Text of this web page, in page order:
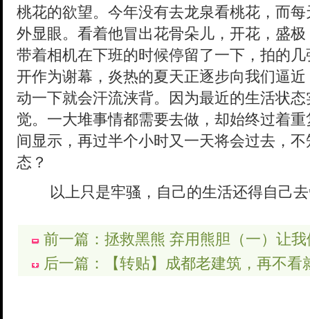
桃花的欲望。今年没有去龙泉看桃花，而
外显眼。看着他冒出花骨朵儿，开花，盛
带着相机在下班的时候停留了一下，拍的
开作为谢幕，炎热的夏天正逐步向我们逼
动一下就会汗流浃背。因为最近的生活状
觉。一大堆事情都需要去做，却始终过着
间显示，再过半个小时又一天将会过去，
态？
以上只是牢骚，自己的生活还得自己
前一篇：拯救黑熊 弃用熊胆（一）让
后一篇：【转贴】成都老建筑，再不看